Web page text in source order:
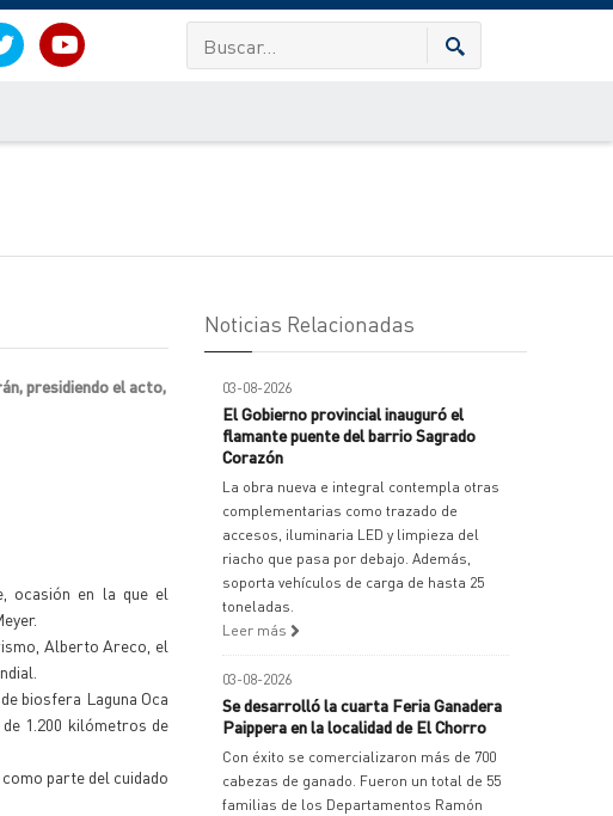
presidiendo el acto,
ocasión en la que el
Alberto Areco, el
biosfera Laguna Oca
1.200 kilómetros de
parte del cuidado
Noticias Relacionadas
03-08-2026
El Gobierno provincial inauguró el
flamante puente del barrio Sagrado
Corazón
La obra nueva e integral contempla otras
complementarias como trazado de
accesos, iluminaria LED y limpieza del
riacho que pasa por debajo. Además,
soporta vehículos de carga de hasta 25
toneladas.
Leer más
03-08-2026
Se desarrolló la cuarta Feria Ganadera
Paippera en la localidad de El Chorro
Con éxito se comercializaron más de 700
cabezas de ganado. Fueron un total de 55
familias de los Departamentos Ramón